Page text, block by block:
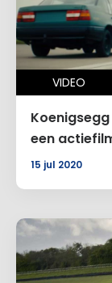
VIDEO
een
15 jul 2020